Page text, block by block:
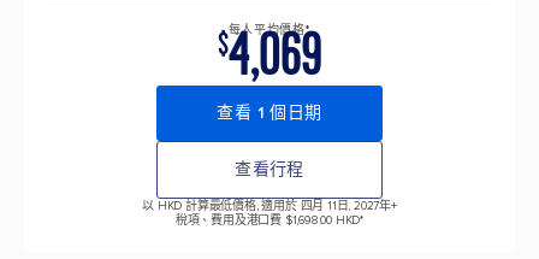
每人平均價格*
$4,069
查看 1 個日期
查看行程
以 HKD 計算最低價格, 適用於 四月 11日, 2027年+
稅項、費用及港口費 $1,698.00 HKD*